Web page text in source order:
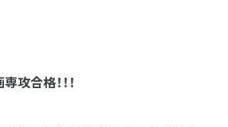
攻合格！！！